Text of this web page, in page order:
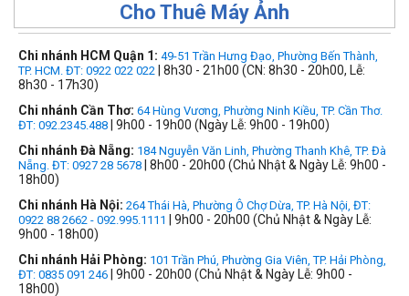
Cho Thuê Máy Ảnh
Chi nhánh HCM Quận 1: 49-51 Trần Hưng Đạo, Phường Bến Thành,
TP. HCM. ĐT: 0922 022 022 | 8h30 - 21h00 (CN: 8h30 - 20h00, Lễ:
8h30 - 17h30)
Chi nhánh Cần Thơ: 64 Hùng Vương, Phường Ninh Kiều, TP. Cần Thơ.
ĐT: 092.2345.488 | 9h00 - 19h00 (Ngày Lễ: 9h00 - 19h00)
Chi nhánh Đà Nẵng: 184 Nguyễn Văn Linh, Phường Thanh Khê, TP. Đà
Nẵng. ĐT: 0927 28 5678 | 8h00 - 20h00 (Chủ Nhật & Ngày Lễ: 9h00 -
18h00)
Chi nhánh Hà Nội: 264 Thái Hà, Phường Ô Chợ Dừa, TP. Hà Nội, ĐT:
0922 88 2662 - 092.995.1111
| 9h00 - 20h00 (Chủ Nhật & Ngày Lễ:
9h00 - 18h00)
Chi nhánh Hải Phòng: 101 Trần Phú, Phường Gia Viên, TP. Hải Phòng,
ĐT: 0835 091 246 | 9h00 - 20h00 (Chủ Nhật & Ngày Lễ: 9h00 -
18h00)